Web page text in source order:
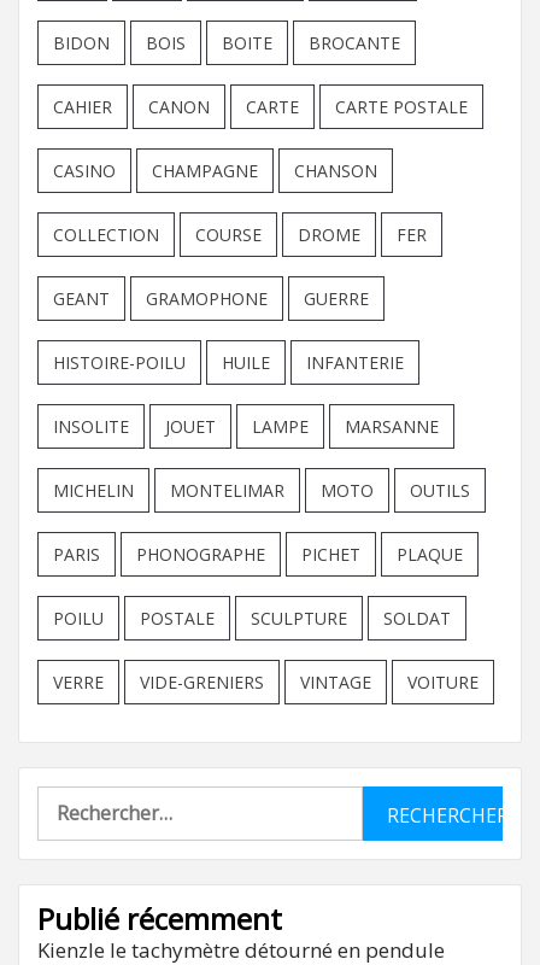
BIDON BOIS BOITE BROCANTE
CAHIER CANON CARTE CARTE POSTALE
CASINO CHAMPAGNE CHANSON
COLLECTION COURSE DROME FER
GEANT GRAMOPHONE GUERRE
HISTOIRE-POILU HUILE INFANTERIE
INSOLITE JOUET LAMPE MARSANNE
MICHELIN MONTELIMAR MOTO OUTILS
PARIS PHONOGRAPHE PICHET PLAQUE
POILU POSTALE SCULPTURE SOLDAT
VERRE VIDE-GRENIERS VINTAGE VOITURE
Rechercher :
Publié récemment
Kienzle le tachymètre détourné en pendule